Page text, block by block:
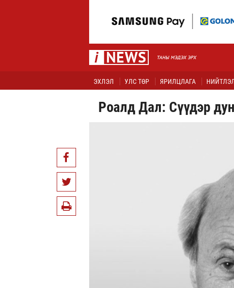
ЭХЛЭЛ УЛС ТӨР ЯРИЛЦЛАГА
Роалд Дал: Сүүдэр